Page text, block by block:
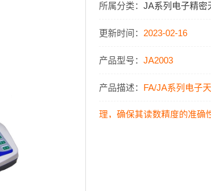
所属分类：JA系列电子精密
更新时间： 2023-02-16
产品型号：JA2003
产品描述： FA/JA系列电子
理，确保其读数精度的准确